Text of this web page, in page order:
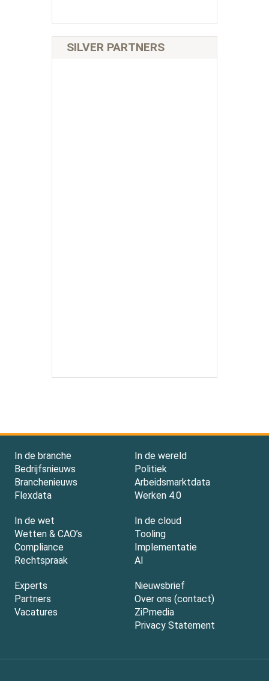
SILVER PARTNERS
In de branche
Bedrijfsnieuws
Branchenieuws
Flexdata
In de wereld
Politiek
Arbeidsmarktdata
Werken 4.0
In de wet
Wetten & CAO’s
Compliance
Rechtspraak
In de cloud
Tooling
Implementatie
AI
Experts
Partners
Vacatures
Nieuwsbrief
Over ons (contact)
ZiPmedia
Privacy Statement